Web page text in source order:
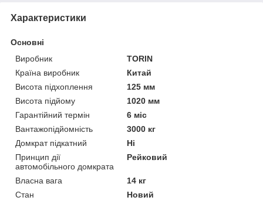
Характеристики
Основні
Виробник
TORIN
Країна виробник
Китай
Висота підхоплення
125 мм
Висота підйому
1020 мм
Гарантійний термін
6 міс
Вантажопідйомність
3000 кг
Домкрат підкатний
Ні
Принцип дії
автомобільного домкрата
Рейковий
Власна вага
14 кг
Стан
Новий